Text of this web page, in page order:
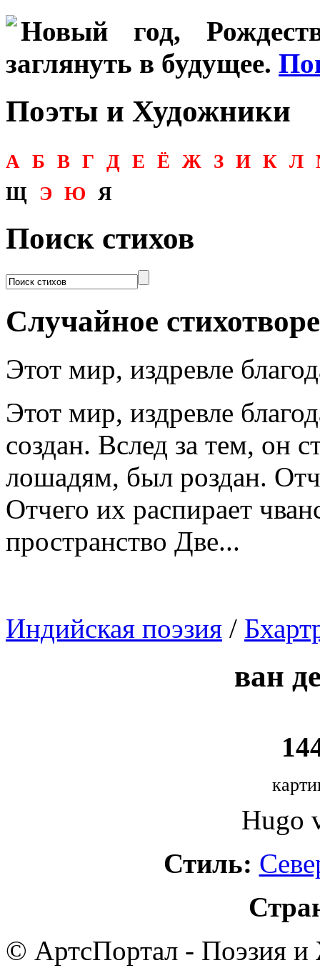
Новый год,
заглянуть в будущее.
Поэты и Художники
А Б В Г Д Е Ё Ж З И К Л
Щ Э Ю Я
Поиск стихов
Случайное
Этот мир, издревле
Этот мир, издревле
создан. Вслед за тем, он
лошадям, был роздан.
Отчего их распирает
пространство Две...
Индийская поэзия /
ван
Hugo
Стиль:
© АртсПортал - Поэзия